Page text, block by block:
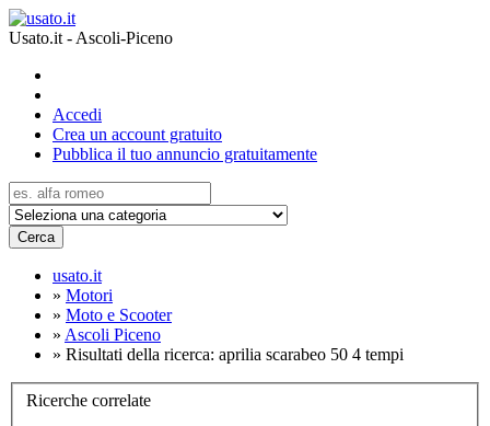
Usato.it - Ascoli-Piceno
Accedi
Crea un account gratuito
Pubblica il tuo annuncio gratuitamente
Cerca
usato.it
» Motori
» Moto e Scooter
» Ascoli Piceno
» Risultati della ricerca: aprilia scarabeo 50 4 tempi
Ricerche correlate